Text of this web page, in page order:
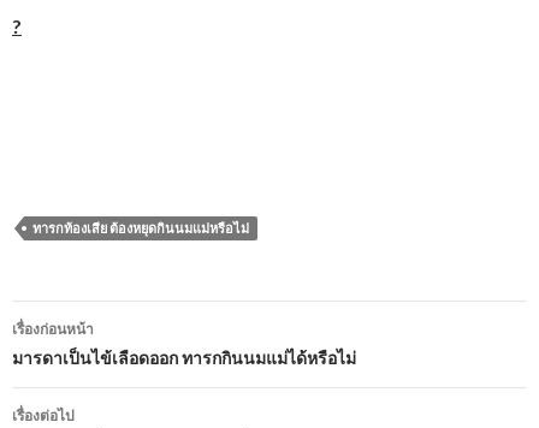
?
ทารกท้องเสีย ต้องหยุดกินนมแม่หรือไม่
เมนู
นำทาง
เรื่อง
เรื่องก่อนหน้า
มารดาเป็นไข้เลือดออก ทารกกินนมแม่ได้หรือไม่
เรื่องต่อไป